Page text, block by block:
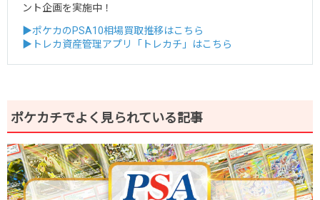
ント企画を実施中！
▶ポケカのPSA10相場買取推移はこちら
▶トレカ資産管理アプリ「トレカチ」はこちら
ポケカチでよく見られている記事